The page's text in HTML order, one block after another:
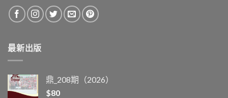
最新出版
鼎_208期（2026）
$80